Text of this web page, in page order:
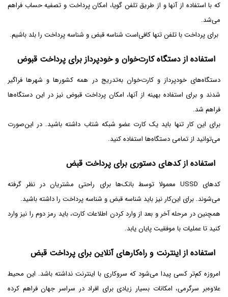
که با استفاده از آنها و از طریق تلفن گویا، امکان پرداخت و تصفیه حساب فراهم
می‌شد.
برای پرداخت با تلفن تنها کافی‌است شناسه قبض و شناسه پرداخت را بلد باشیم.
استفاده از دستگاه کارت‌خوان و خودپرداز برای پرداخت قبوض
دستگاه‌های خودپرداز و کارت‌خوان به‌تدریج در همه کشورها و شهرها فراگیر
شدند و برای استفاده بهینه از آنها، امکان پرداخت قبوض نیز در این دستگاه‌ها
فراهم شد.
برای این کار تنها باید یک کارت عضو شبکه شتاب داشته باشید. در این‌صورت
می‌توانید از تمامی دستگاه‌ها استفاده کنید.
استفاده از کدهای دستوری برای پرداخت قبض
کدهای USSD معمولا توسط بانک‌ها برای راحتی مشتریان در نظر گرفته
می‌شوند. برای این‌کار نیز باید شناسه قبض و شناسه پرداخت را داشته باشید.
همچنین در مرحله آخر و بعد از وارد کردن اطلاعات کارت، باید رمز دوم را نیز وارد
کنید تا عملیات با موفقیت پایان یابد.
استفاده از اینترنت و راه‌کارهای آنلاین برای پرداخت قبض
امروزه کم‌تر کسی پیدا می‌شود که سروکاری با اینترنت نداشته باشد. این محیط
علاوه‌بر سرگرمی، امکانات بسیار زیادی برای افراد در سراسر جهان فراهم کرده